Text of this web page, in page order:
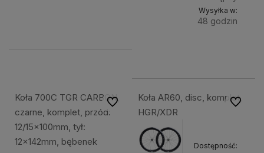
Wysyłka w:
48 godzin
Koła 700C TGR CARBON,
czarne, komplet, przód:
12/15x100mm, tył:
12x142mm, bębenek
Do ulubionychKoła AR60, disc, komplet,
HGR/XDR
Dostępność:
Do